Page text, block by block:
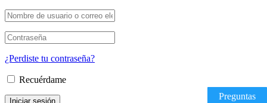
¿Perdiste tu contraseña?
Recuérdame
Preguntas